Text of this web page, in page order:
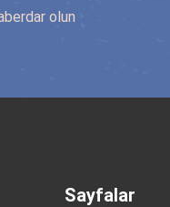
olun
Sayfalar